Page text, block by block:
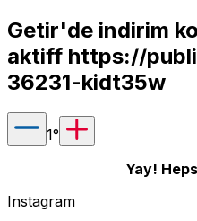
Getir'de indirim
aktiff https://
36231-kidt35w
1°
Yay!
Instagram